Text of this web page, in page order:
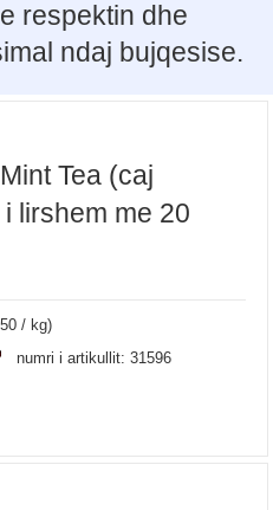
respektin dhe
ndaj bujqesise.
Tea (caj
lirshem me 20
/ kg)
numri i artikullit: 31596